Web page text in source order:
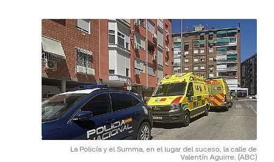
La Policía y el Summa, en el lugar del suceso, la calle de
Valentín Aguirre. (ABC)